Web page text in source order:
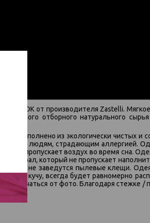
КАПОК от производителя Zastelli.
самого отборного натурального сырья
: Выполнено из экологически чистых и
людям, страдающим аллергией.
пропускает воздух во время сна.
который не пропускает
не заведутся пылевые клещи.
в кучу, всегда будет равномерно
отличаться от фото. Благодаря стежке /